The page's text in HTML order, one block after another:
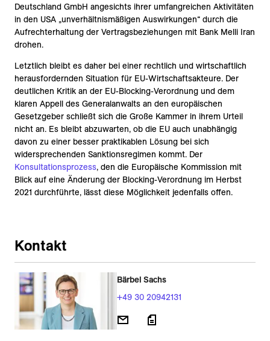
Deutschland GmbH angesichts ihrer umfangreichen Aktivitäten
in den USA „unverhältnismäßigen Auswirkungen“ durch die
Aufrechterhaltung der Vertragsbeziehungen mit Bank Melli Iran
drohen.
Letztlich bleibt es daher bei einer rechtlich und wirtschaftlich
herausfordernden Situation für EU-Wirtschaftsakteure. Der
deutlichen Kritik an der EU-Blocking-Verordnung und dem
klaren Appell des Generalanwalts an den europäischen
Gesetzgeber schließt sich die Große Kammer in ihrem Urteil
nicht an. Es bleibt abzuwarten, ob die EU auch unabhängig
davon zu einer besser praktikablen Lösung bei sich
widersprechenden Sanktionsregimen kommt. Der
Konsultationsprozess, den die Europäische Kommission mit
Blick auf eine Änderung der Blocking-Verordnung im Herbst
2021 durchführte, lässt diese Möglichkeit jedenfalls offen.
Kontakt
Bärbel Sachs
+49 30 20942131